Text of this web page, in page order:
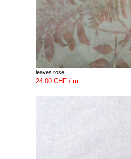
leaves rose
24.00 CHF / m